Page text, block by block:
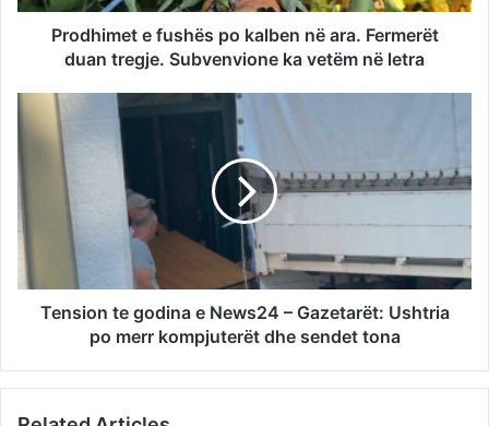
Prodhimet e fushës po kalben në ara. Fermerët
duan tregje. Subvenvione ka vetëm në letra
Tension te godina e News24 – Gazetarët: Ushtria
po merr kompjuterët dhe sendet tona